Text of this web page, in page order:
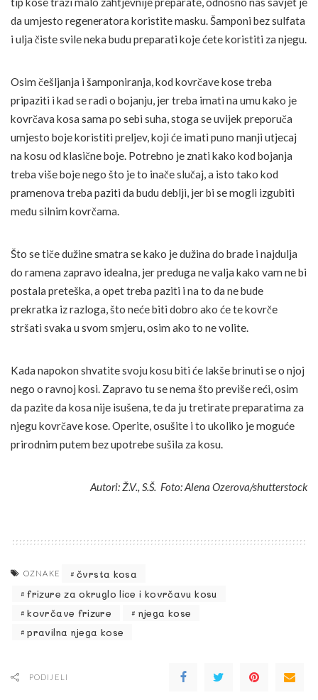
da umjesto regeneratora koristite masku. Šamponi bez sulfata
i ulja čiste svile neka budu preparati koje ćete koristiti za njegu.
Osim češljanja i šamponiranja, kod kovrčave kose treba
pripaziti i kad se radi o bojanju, jer treba imati na umu kako je
kovrčava kosa sama po sebi suha, stoga se uvijek preporuča
umjesto boje koristiti preljev, koji će imati puno manji utjecaj
na kosu od klasične boje. Potrebno je znati kako kod bojanja
treba više boje nego što je to inače slučaj, a isto tako kod
pramenova treba paziti da budu deblji, jer bi se mogli izgubiti
među silnim kovrčama.
Što se tiče dužine smatra se kako je dužina do brade i najdulja
do ramena zapravo idealna, jer preduga ne valja kako vam ne bi
postala preteška, a opet treba paziti i na to da ne bude
prekratka iz razloga, što neće biti dobro ako će te kovrče
stršati svaka u svom smjeru, osim ako to ne volite.
Kada napokon shvatite svoju kosu biti će lakše brinuti se o njoj
nego o ravnoj kosi. Zapravo tu se nema što previše reći, osim
da pazite da kosa nije isušena, te da ju tretirate preparatima za
njegu kovrčave kose. Operite, osušite i to ukoliko je moguće
prirodnim putem bez upotrebe sušila za kosu.
Autori: Ž.V., S.Š. Foto: Alena Ozerova/shutterstock
OZNAKE
čvrsta kosa
frizure za okruglo lice i kovrčavu kosu
kovrčave frizure
njega kose
pravilna njega kose
PODIJELI